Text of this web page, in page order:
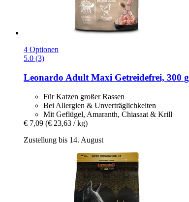
4 Optionen
5.0 (3)
Leonardo Adult Maxi Getreidefrei, 300 g
Für Katzen großer Rassen
Bei Allergien & Unverträglichkeiten
Mit Geflügel, Amaranth, Chiasaat & Krill
€ 7,09 (€ 23,63 / kg)
Zustellung bis 14. August